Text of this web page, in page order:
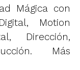
Mágica con
Motion
Dirección,
Más